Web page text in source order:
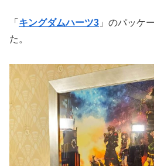
「 キングダムハーツ3 」のパッケ
た。